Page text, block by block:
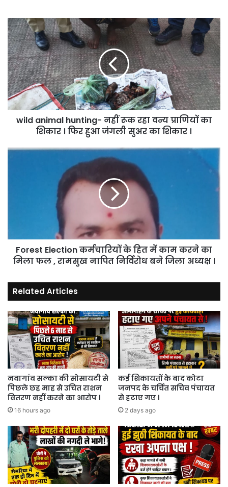
wild
animal
hunting-
नहीं
रूक
रहा
वन्य
प्राणियों
का
शिकार
हुआ
wild animal hunting- नहीं रूक रहा वन्य प्राणियों का
शिकार । फिर हुआ जंगली सुअर का शिकार ।
Forest
का
मिला
फल
रामसुख
नापित
निर्विरोध
बने
जिला
अध्यक्ष
।
Forest Election कर्मचारियों के हित में काम करने का
मिला फल , रामसुख नापित निर्विरोध बने जिला अध्यक्ष ।
Related Articles
नवागांव सल्का की सोसायटी से
पिछले छह माह से उचित राशन
वितरण नहीं करने का आरोप ।
16 hours ago
कई शिकायतों के बाद कोटा
जनपद के चर्चित सचिव पंचायत
से हटाए गए ।
2 days ago